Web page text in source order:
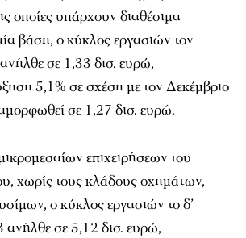
οποίες υπάρχουν διαθέσιμα
βάση, ο κύκλος εργασιών τον
σε 1,33 δισ. ευρώ,
5,1% σε σχέση με τον Δεκέμβριο
σε 1,27 δισ. ευρώ.
επιχειρήσεων του
χωρίς τους κλάδους οχημάτων,
ο κύκλος εργασιών το δ’
ανήλθε σε 5,12 δισ. ευρώ,